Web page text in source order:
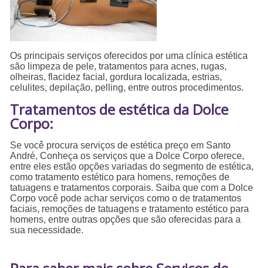
Os principais serviços oferecidos por uma clínica estética
são limpeza de pele, tratamentos para acnes, rugas,
olheiras, flacidez facial, gordura localizada, estrias,
celulites, depilação, pelling, entre outros procedimentos.
Tratamentos de estética da Dolce
Corpo:
Se você procura serviços de estética preço em Santo
André, Conheça os serviços que a Dolce Corpo oferece,
entre eles estão opções variadas do segmento de estética,
como tratamento estético para homens, remoções de
tatuagens e tratamentos corporais. Saiba que com a Dolce
Corpo você pode achar serviços como o de tratamentos
faciais, remoções de tatuagens e tratamento estético para
homens, entre outras opções que são oferecidas para a
sua necessidade.